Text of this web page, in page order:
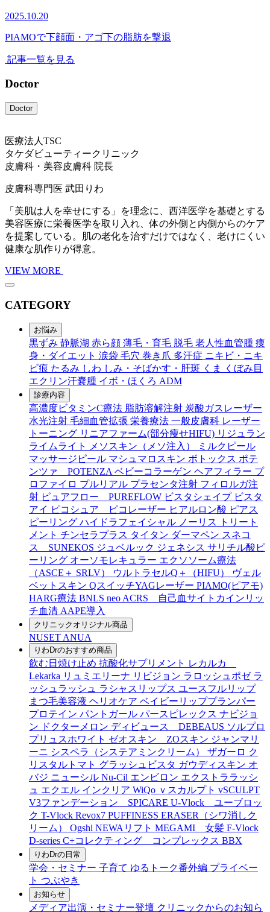
2025.10.20
PIAMOで下顔面・アゴ下の脂肪を撃退
記事一覧を見る
Doctor
Doctor
医療法人TSC
タケダビューティークリニック
皮膚科・美容皮膚科 院長
皮膚科専門医 武田りわ
「美肌は人を幸せにする」を理念に、西洋医学を基礎とする
美容医療に栄養医学を取り入れ、体の外側と内側からのケア
を提案している。肌の老化を治すだけではなく、老けにくい
健康な肌作りが得意。
VIEW MORE
CATEGORY
お悩み
黒ずみ 静脈湖 赤ら顔 薄毛・育毛 脱毛 老人性血管腫 痩
身・ダイエット 涙袋 毛穴 巻き爪 多汗症 ニキビ・ニキ
ビ痕 たるみ しわ しみ・そばかす・肝斑 くま
くぼみ目
エクリン汗嚢腫 イボ・ほくろ ADM
診療内容
高濃度ビタミンC療法 脂肪溶解注射 炭酸ガスレーザー
水光注射 毛細血管拡張 栄養療法 一般皮膚科 レーザー
トーニング リニアファーム(部分痩せHIFU) リジュラン
ライムライト
メソスキン（メソ注入）
ミルクピール
マッサージピール マシュマロスキン ボトックス ポテ
ンツァ POTENZA ベビーコラーゲン ヘアフィラー プ
ロファイロ プルリアル プラセンタ注射 フィロルガ注
射 ピュアフロー PUREFLOW ビスタシェイプ ビスタ
アイ ピコシュア ピコレーザー ヒアルロン酸 ピアス
ピーリング ハイドラフェイシャル ノーリス
トリート
メント チンセラプラス タイタン ダーマペン スネコ
ス SUNEKOS ジュベルック ジェネシス サリチル酸ピ
ーリング オーソモレキュラー エクソソーム療法
（ASCE＋ SRLV）
ウルトラセルQ＋（HIFU）
ヴェル
ベットスキン QスイッチYAGレーザー PIAMO(ピアモ)
HARG療法 BNLS neo ACRS 自己血サイトカインリッ
チ血清 AAPE導入
クリニックオリジナル商品
NUSET ANUA
りわDrのおすすめ商品
飲む日焼け止め 抗酸化サプリメント レカルカ
Lekarka リュミエリーナ リビジョン ラロッシュポゼ ラ
ッシュラッシュ ラシャスリップス ユースフルリップ
まつ毛美容液 ヘリオケア ベイビーリッププランパー
プロテイン パントガール パースピレックス ナビジョ
ン ドクターメロン ディビュース DEBEAUS ソルプロ
プリュスホワイト ゼオスキン ZOスキン ジャンマリ
ーニ シスペラ（システアミンクリーム） ザガーロ ク
リスタルトマト グラッシュビスタ ガウディスキン オ
バジ ニューシル Nu-Cil エンビロン エクストララッシ
ュ エクエル インクリア WiQo ｖスカルプト vSCULPT
V3ファンデーション SPICARE U-Vlock ユーブロッ
ク T-Vlock Revox7 PUFFINESS ERASER（シワ消しク
リーム）
Ogshi NEWAリフト MEGAMI 女髪 F-Vlock
D-series C+コレクティング コンプレックス BBX
りわDrの日常
学会・セミナー 子育て ゆるトーク番外編 プライベー
ト つぶやき
お知らせ
メディア出演・セミナー登壇 クリニックからのお知ら